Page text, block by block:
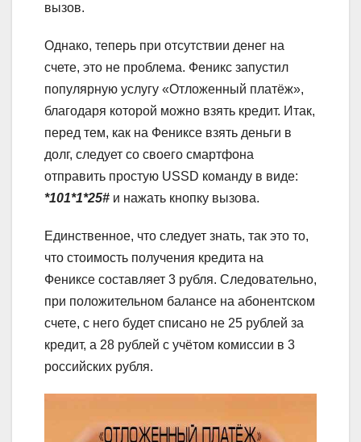
вызов.
Однако, теперь при отсутствии денег на
счете, это не проблема. Феникс запустил
популярную услугу «Отложенный платёж»,
благодаря которой можно взять кредит. Итак,
перед тем, как на Фениксе взять деньги в
долг, следует со своего смартфона
отправить простую USSD команду в виде:
*101*1*25# и нажать кнопку вызова.
Единственное, что следует знать, так это то,
что стоимость получения кредита на
Фениксе составляет 3 рубля. Следовательно,
при положительном балансе на абонентском
счете, с него будет списано не 25 рублей за
кредит, а 28 рублей с учётом комиссии в 3
российских рубля.